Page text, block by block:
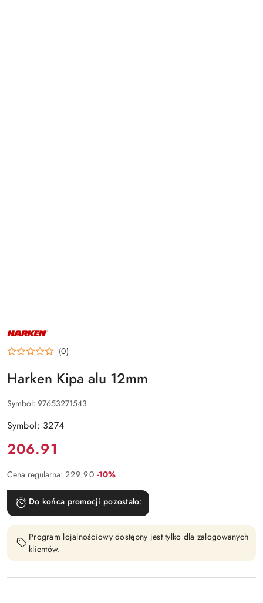
NAZWA
PRODUCENTA:
HARKEN (0)
Harken Kipa alu 12mm
Symbol: 97653271543
Symbol: 3274
Cena:
206.91
Cena regularna: 229.90 Rabat:
-10%
Do końca promocji pozostało:
Program lojalnościowy dostępny jest tylko dla zalogowanych
klientów.